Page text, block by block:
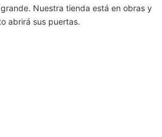
Nuestra tienda está en obras y
abrirá sus puertas.